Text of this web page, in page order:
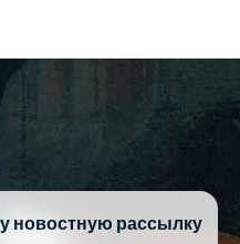
новостную рассылку